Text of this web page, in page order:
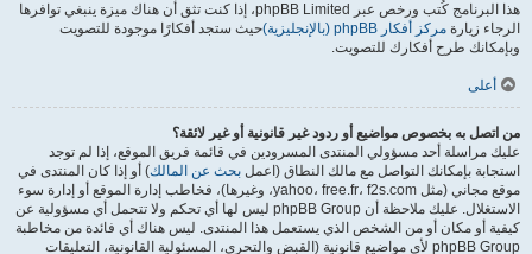
هذا البرنامج كُتب ورخص عبر phpBB Limited، إذا كنت تثق أن هناك ميزة ينبغي توافرها
الرجاء زيارة مركز أفكار phpBB (بالإنجليزية)
حيث ستجد أفكارًا موجودة للتصويت
وبإمكانك طرح أفكارك للتصويت.
أعلى
من اتصل به بخصوص مواضيع أو ردود غير قانونية أو غير لائقة؟
عليك مراسلة أحد مسؤولي المنتدى المسرودين في قائمة فريق الموقع، إذا لم توجد
استجابة بإمكانك التواصل مع مالك النطاق (اعمل بحث عن المالك) أو إذا كان المنتدى في
موقع مجاني (مثل yahoo، free.fr، f2s.com، وغيرها)، فخاطب إدارة الموقع أو إدارة سوء
الاستغلال. عليك ملاحظة أن phpBB Group ليس لها أي تحكم ولا تتحمل أي مسؤولية عن
كيفية أو مكان أو من الشخص الذي يستعمل هذا المنتدى. ليس هناك أي فائدة من مخاطبة
phpBB Group لأي مواضيع قانونية (القبض والتحري، المسئولية القانونية، التعليقات